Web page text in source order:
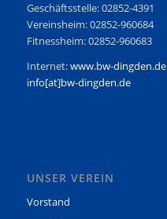
Geschäftsstelle: 02852-4391
Vereinsheim: 02852-960684
Fitnessheim: 02852-960683
Internet:www.bw-dingden.de
info[at]bw-dingden.de
UNSER VEREIN
Vorstand